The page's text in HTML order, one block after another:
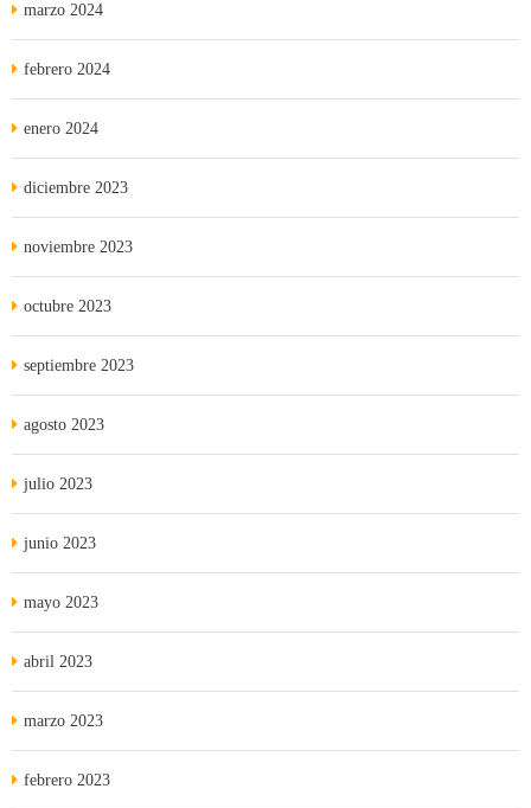
marzo 2024
febrero 2024
enero 2024
diciembre 2023
noviembre 2023
octubre 2023
septiembre 2023
agosto 2023
julio 2023
junio 2023
mayo 2023
abril 2023
marzo 2023
febrero 2023